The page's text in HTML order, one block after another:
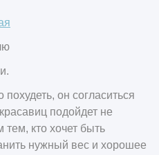
похудеть, он согласиться
подойдет не
тем, кто хочет быть
нужный вес и хорошее